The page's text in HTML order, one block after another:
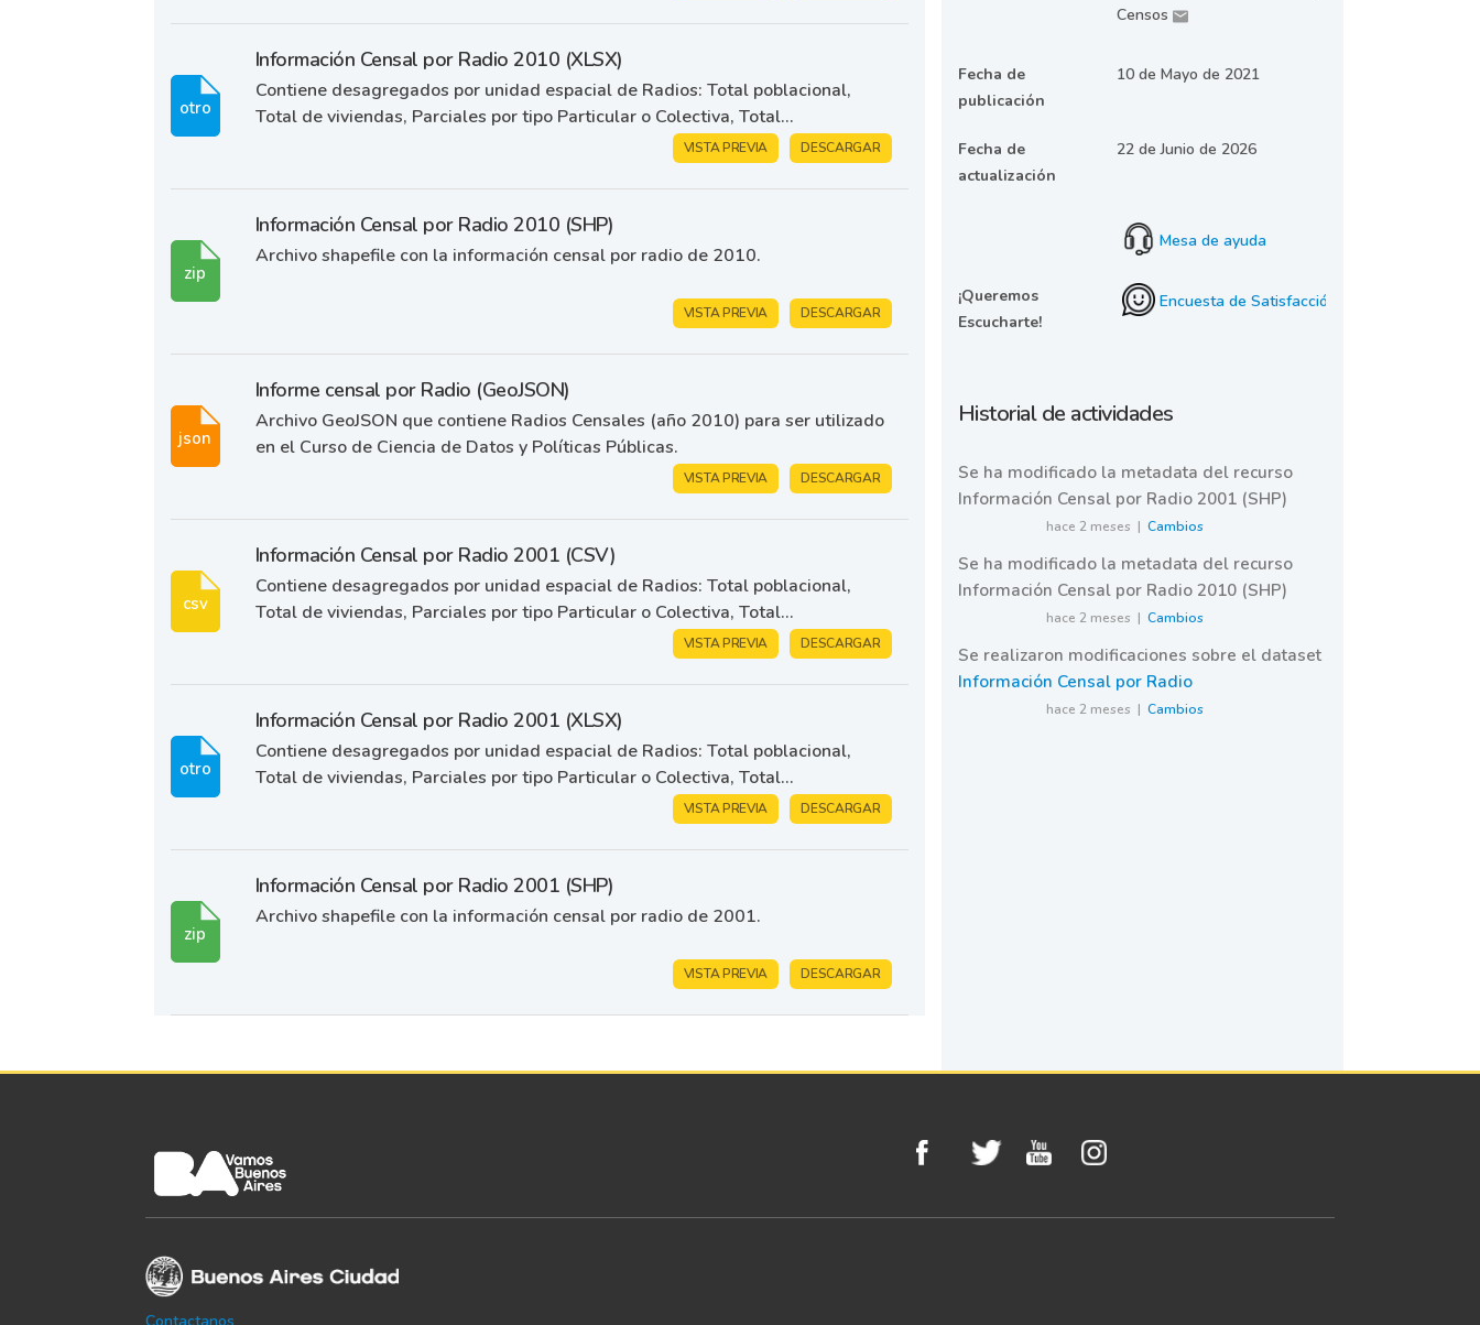
DESCARGAR
VISTA PREVIA
Información Censal por Radio 2010 (XLSX)
Contiene desagregados por unidad espacial de Radios: Total poblacional,
Total de viviendas, Parciales por tipo Particular o Colectiva, Total...
otro
DESCARGAR
VISTA PREVIA
Información Censal por Radio 2010 (SHP)
Archivo shapefile con la información censal por radio de 2010.
zip
DESCARGAR
VISTA PREVIA
Informe censal por Radio (GeoJSON)
Archivo GeoJSON que contiene Radios Censales (año 2010) para ser utilizado
en el Curso de Ciencia de Datos y Políticas Públicas.
json
DESCARGAR
VISTA PREVIA
Información Censal por Radio 2001 (CSV)
Contiene desagregados por unidad espacial de Radios: Total poblacional,
Total de viviendas, Parciales por tipo Particular o Colectiva, Total...
csv
DESCARGAR
VISTA PREVIA
Información Censal por Radio 2001 (XLSX)
Contiene desagregados por unidad espacial de Radios: Total poblacional,
Total de viviendas, Parciales por tipo Particular o Colectiva, Total...
otro
DESCARGAR
VISTA PREVIA
Información Censal por Radio 2001 (SHP)
Archivo shapefile con la información censal por radio de 2001.
zip
Censos
Fecha de
publicación
10 de Mayo de 2021
Fecha de
actualización
22 de Junio de 2026
Mesa de ayuda
¡Queremos
Escucharte!
Encuesta de Satisfacción
Historial de actividades
Se ha modificado la metadata del recurso
Información Censal por Radio 2001 (SHP)
hace 2 meses | Cambios
Se ha modificado la metadata del recurso
Información Censal por Radio 2010 (SHP)
hace 2 meses | Cambios
Se realizaron modificaciones sobre el dataset
Información Censal por Radio
hace 2 meses | Cambios